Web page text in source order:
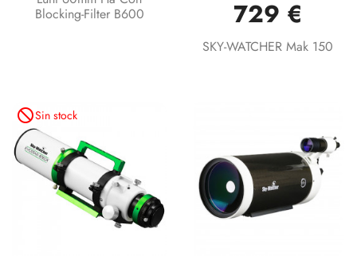
Blocking-Filter B600
729 €
SKY-WATCHER Mak 150
not_interestedSin stock